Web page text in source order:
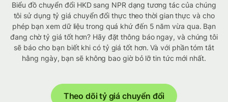
Biểu đồ chuyển đổi HKD sang NPR dạng tương tác của chúng
tôi sử dụng tỷ giá chuyển đổi thực theo thời gian thực và cho
phép bạn xem dữ liệu trong quá khứ đến 5 năm vừa qua. Bạn
đang chờ tỷ giá tốt hơn? Hãy đặt thông báo ngay, và chúng tôi
sẽ báo cho bạn biết khi có tỷ giá tốt hơn. Và với phần tóm tắt
hằng ngày, bạn sẽ không bao giờ bỏ lỡ tin tức mới nhất.
Theo dõi tỷ giá chuyển đổi